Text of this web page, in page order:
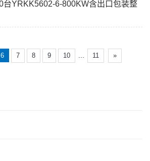
台YRKK5602-6-800KW含出口包装整
6 7 8 9 10 11 »